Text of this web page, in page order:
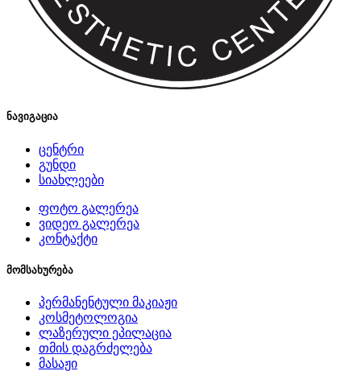
ნავიგაცია
ცენტრი
გუნდი
სიახლეები
ფოტო გალერეა
ვიდეო გალერეა
კონტაქტი
მომსახურება
პერმანენტული მაკიაჟი
კოსმეტოლოგია
ლაზერული ეპილაცია
თმის დაგრძელება
მასაჟი